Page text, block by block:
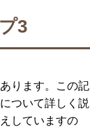
3
ります。この記
ついて詳しく説
していますの